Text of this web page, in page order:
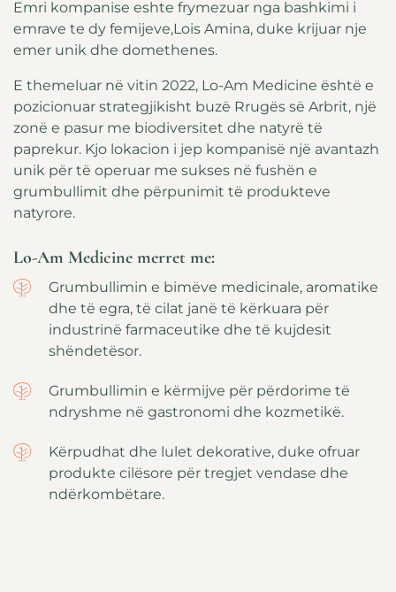
Emri kompanise eshte frymezuar nga bashkimi i
emrave te dy femijeve,Lois Amina, duke krijuar nje
emer unik dhe domethenes.
E themeluar në vitin 2022, Lo-Am Medicine është e
pozicionuar strategjikisht buzë Rrugës së Arbrit, një
zonë e pasur me biodiversitet dhe natyrë të
paprekur. Kjo lokacion i jep kompanisë një avantazh
unik për të operuar me sukses në fushën e
grumbullimit dhe përpunimit të produkteve
natyrore.
Lo-Am Medicine merret me:
Grumbullimin e bimëve medicinale, aromatike
dhe të egra, të cilat janë të kërkuara për
industrinë farmaceutike dhe të kujdesit
shëndetësor.
Grumbullimin e kërmijve për përdorime të
ndryshme në gastronomi dhe kozmetikë.
Kërpudhat dhe lulet dekorative, duke ofruar
produkte cilësore për tregjet vendase dhe
ndërkombëtare.